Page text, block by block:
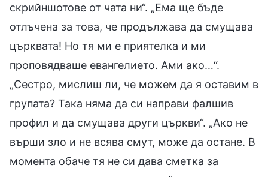
скрийншотове от чата ни“. „Ема ще бъде
отлъчена за това, че продължава да смущава
църквата! Но тя ми е приятелка и ми
проповядваше евангелието. Ами ако…“.
„Сестро, мислиш ли, че можем да я оставим в
групата? Така няма да си направи фалшив
профил и да смущава други църкви“. „Ако не
върши зло и не всява смут, може да остане. В
момента обаче тя не си дава сметка за